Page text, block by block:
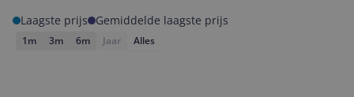
Laagste prijs
Gemiddelde laagste prijs
1m 3m 6m Jaar Alles